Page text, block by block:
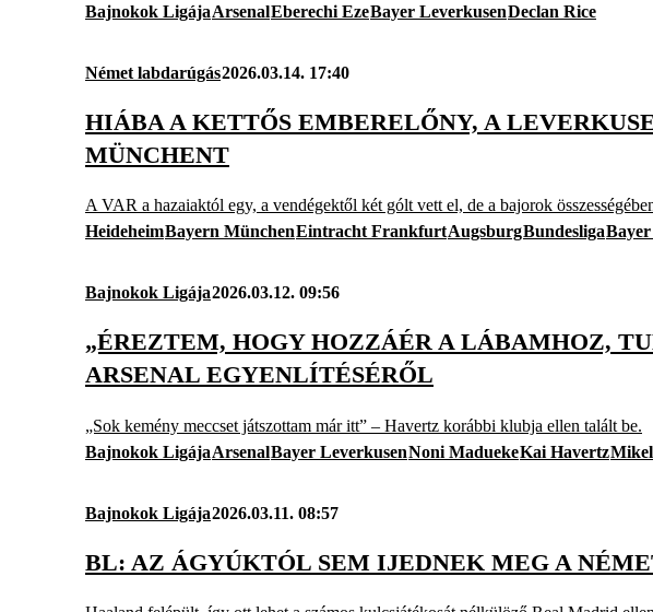
Bajnokok LigájaArsenalEberechi EzeBayer LeverkusenDeclan Rice
Német labdarúgás2026.03.14. 17:40
HIÁBA A KETTŐS EMBERELŐNY, A
MÜNCHENT
A VAR a hazaiaktól egy, a vendégektől két gólt vett el, de a bajorok
HeideheimBayern MünchenEintracht FrankfurtAugsburgBundesliga
Bajnokok Ligája2026.03.12. 09:56
„ÉREZTEM, HOGY HOZZÁÉR A LÁBAMHOZ,
ARSENAL EGYENLÍTÉSÉRŐL
„Sok kemény meccset játszottam már itt” – Havertz korábbi klubja ellen talált be.
Bajnokok LigájaArsenalBayer LeverkusenNoni MaduekeKai Havertz
Bajnokok Ligája2026.03.11. 08:57
BL: AZ ÁGYÚKTÓL SEM IJEDNEK MEG A